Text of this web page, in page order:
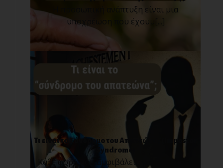
Η προσωπική ανάπτυξη είναι μια
υποχρέωση που έχουμ[...]
Τι είναι το Σύνδρομο του Απατεώνα; (Impostor
Syndrome)
Κάθε φορά που αμφιβάλεις για τον εαυτό